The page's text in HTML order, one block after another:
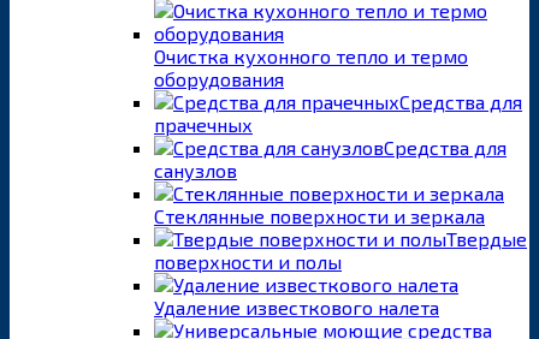
Очистка кухонного тепло и термо
оборудования
Средства для
прачечных
Средства для
санузлов
Стеклянные поверхности и зеркала
Твердые
поверхности и полы
Удаление известкового налета